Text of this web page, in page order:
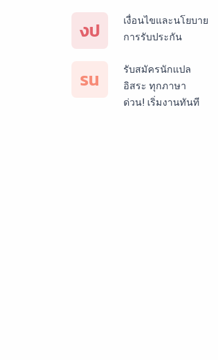
ต้น 150฿
ฝรั่งเศส ราคาเริ่มต้น
150฿
งป
เงื่อนไขและนโยบาย
การรับประกัน
รน
รับสมัครนักแปล
อิสระ ทุกภาษา
ด่วน! เริ่มงานทันที